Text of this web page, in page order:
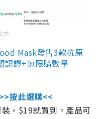
大
Mask發售3款抗原
認證+無限購數量
>>按此選購<<
，$19就買到。產品可